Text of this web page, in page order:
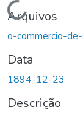
Carregando...
Arquivos
o-commercio-
Data
1894-12-23
Descrição